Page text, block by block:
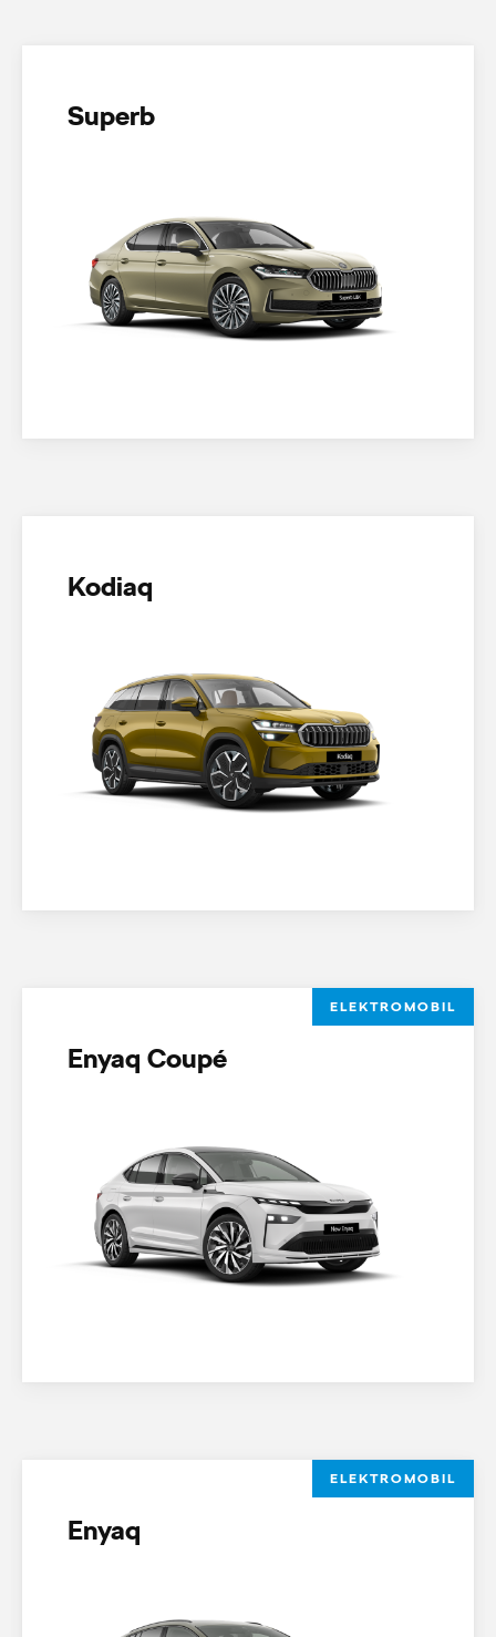
Superb
Kodiaq
ELEKTROMOBIL
Enyaq Coupé
ELEKTROMOBIL
Enyaq